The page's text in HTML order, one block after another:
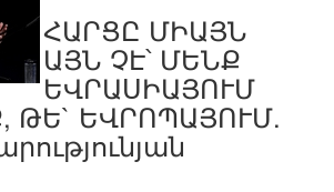
ՀԱՐՑԸ ՄԻԱՅՆ
ԱՅՆ ՉԷ՝ ՄԵՆՔ
ԵՎՐԱՍԻԱՅՈՒՄ
ԹԵ` ԵՎՐՈՊԱՅՈՒՄ.